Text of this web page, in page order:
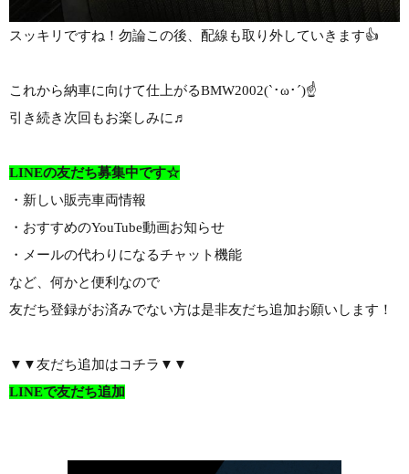
スッキリですね！勿論この後、配線も取り外していきます👍
これから納車に向けて仕上がるBMW2002(`･ω･´)☝
引き続き次回もお楽しみに♬
LINEの友だち募集中です☆
・新しい販売車両情報
・おすすめのYouTube動画お知らせ
・メールの代わりになるチャット機能
など、何かと便利なので
友だち登録がお済みでない方は是非友だち追加お願いします！
▼▼友だち追加はコチラ▼▼
LINEで友だち追加